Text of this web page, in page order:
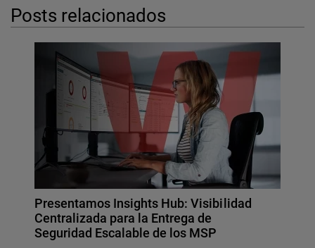
Posts relacionados
Presentamos Insights Hub: Visibilidad
Centralizada para la Entrega de
Seguridad Escalable de los MSP